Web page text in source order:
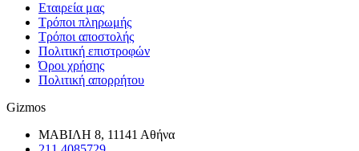
Εταιρεία μας
Τρόποι πληρωμής
Τρόποι αποστολής
Πολιτική επιστροφών
Όροι χρήσης
Πολιτική απορρήτου
Gizmos
ΜΑΒΙΛΗ 8, 11141 Αθήνα